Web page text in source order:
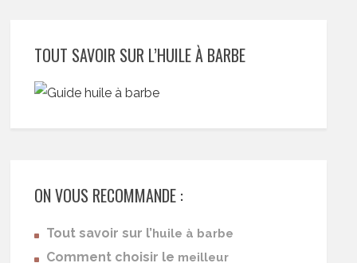
TOUT SAVOIR SUR L’HUILE À BARBE
ON VOUS RECOMMANDE :
Tout savoir sur l’huile à barbe
Comment choisir le meilleur